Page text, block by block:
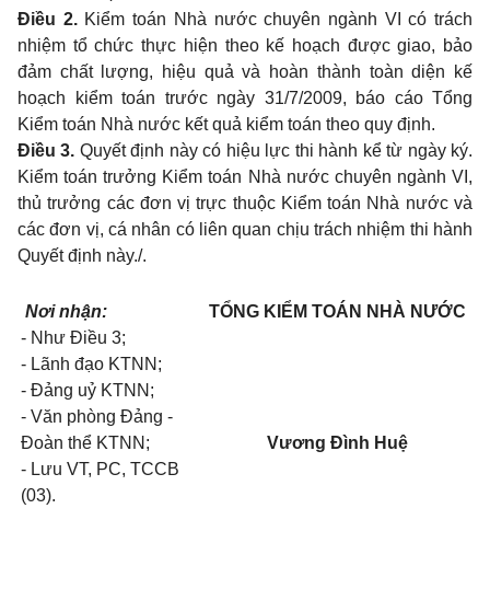
Điều 2. Kiểm toán Nhà nước chuyên ngành VI có trách
nhiệm tổ chức thực hiện theo kế hoạch được giao, bảo
đảm chất lượng, hiệu quả và hoàn thành toàn diện kế
hoạch kiểm toán trước ngày 31/7/2009, báo cáo Tổng
Kiểm toán Nhà nước kết quả kiểm toán theo quy định.
Điều 3. Quyết định này có hiệu lực thi hành kể từ ngày ký.
Kiểm toán trưởng Kiểm toán Nhà nước chuyên ngành VI,
thủ trưởng các đơn vị trực thuộc Kiểm toán Nhà nước và
các đơn vị, cá nhân có liên quan chịu trách nhiệm thi hành
Quyết định này./.
Nơi nhận:
- Như Điều 3;
- Lãnh đạo KTNN;
- Đảng uỷ KTNN;
- Văn phòng Đảng -
Đoàn thể KTNN;
- Lưu VT, PC, TCCB
(03).
TỔNG KIỂM TOÁN NHÀ NƯỚC
Vương Đình Huệ